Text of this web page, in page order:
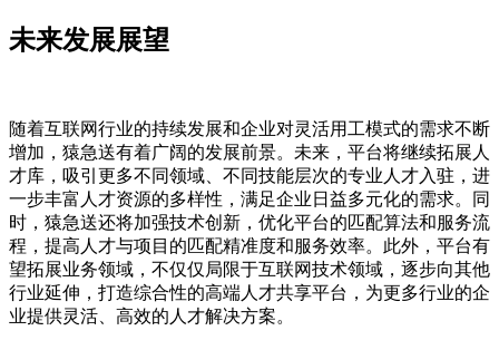
未来发展展望
随着互联网行业的持续发展和企业对灵活用工模式的需求不断
增加，猿急送有着广阔的发展前景。未来，平台将继续拓展人
才库，吸引更多不同领域、不同技能层次的专业人才入驻，进
一步丰富人才资源的多样性，满足企业日益多元化的需求。同
时，猿急送还将加强技术创新，优化平台的匹配算法和服务流
程，提高人才与项目的匹配精准度和服务效率。此外，平台有
望拓展业务领域，不仅仅局限于互联网技术领域，逐步向其他
行业延伸，打造综合性的高端人才共享平台，为更多行业的企
业提供灵活、高效的人才解决方案。